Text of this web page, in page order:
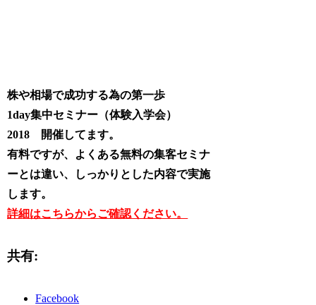
株や相場で成功する為の第一歩
1day集中セミナー（体験入学会）
2018 開催してます。
有料ですが、よくある無料の集客セミナ
ーとは違い、しっかりとした内容で実施
します。
詳細はこちらからご確認ください。
共有:
Facebook